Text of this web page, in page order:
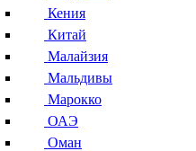
Кения
Китай
Малайзия
Мальдивы
Марокко
ОАЭ
Оман